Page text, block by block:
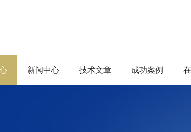
新闻中心 技术文章 成功案例